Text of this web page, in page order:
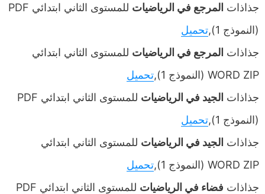
جذاذات المرجع في الرياضيات
للمستوى الثاني ابتدائي PDF
(النموذج 1),
تحميل
جذاذات المرجع في الرياضيات للمستوى الثاني ابتدائي
WORD ZIP (النموذج 1),
تحميل
جذاذات الجيد في الرياضيات
للمستوى الثاني ابتدائي PDF
(النموذج 1),
تحميل
جذاذات الجيد في الرياضيات للمستوى الثاني ابتدائي
WORD ZIP (النموذج 1),
تحميل
جذاذات فضاء في الرياضيات
للمستوى الثاني ابتدائي PDF